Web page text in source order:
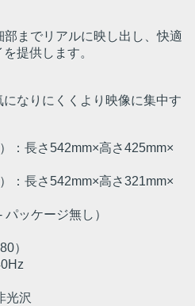
までリアルに映し出し、快適
提供します。
なりにくくより映像に集中す
：長さ542mm×高さ425mm×
：長さ542mm×高さ321mm×
ッケージ無し）
）
光沢